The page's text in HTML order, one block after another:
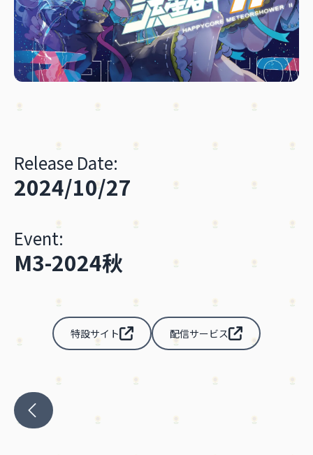
News
Special
Release Date:
2024/10/27
Event:
M3-2024秋
特設サイト 配信サービス